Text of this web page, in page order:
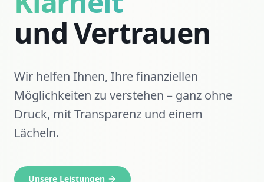
und Vertrauen
Wir helfen Ihnen, Ihre finanziellen
Möglichkeiten zu verstehen – ganz ohne
Druck, mit Transparenz und einem
Lächeln.
Unsere Leistungen